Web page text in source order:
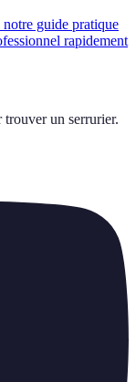
guide pratique
rapidement
trouver un serrurier.